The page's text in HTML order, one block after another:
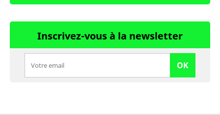
Inscrivez-vous à la newsletter
OK